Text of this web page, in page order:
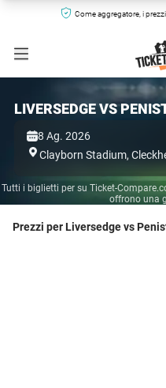
Come aggregatore, i
LIVERSEDGE VS
8 Ag. 2026
Clayborn Stadium,
Tutti i biglietti per su Ticket-
offrono una
Prezzi per Liversedge vs